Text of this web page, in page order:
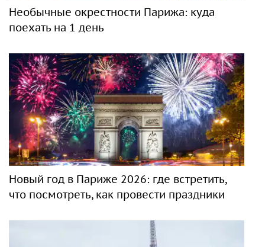
Необычные окрестности Парижа: куда
поехать на 1 день
Новый год в Париже 2026: где встретить,
что посмотреть, как провести праздники